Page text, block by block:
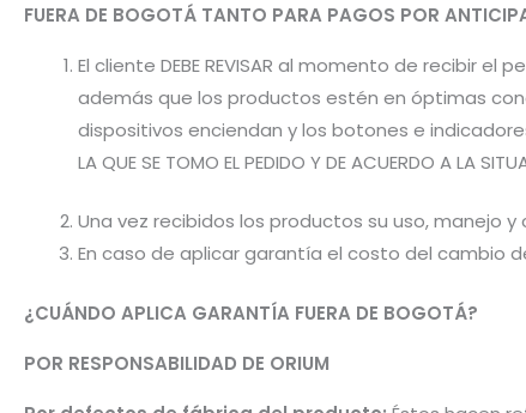
FUERA DE BOGOTÁ TANTO PARA PAGOS POR
El cliente DEBE REVISAR al momento de recibir
además que los productos estén en óptimas
dispositivos enciendan y los botones e indicadores
LA QUE SE TOMO EL PEDIDO Y DE ACUERDO A LA
Una vez recibidos los productos su uso, manejo
En caso de aplicar garantía el costo del cambio
¿CUÁNDO APLICA GARANTÍA FUERA DE BOGOTÁ?
POR RESPONSABILIDAD DE ORIUM